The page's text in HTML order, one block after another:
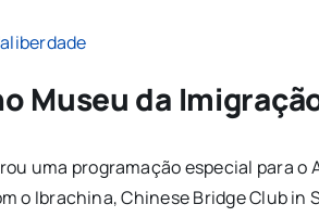
Museu da
uma programação especial para o
o Ibrachina, Chinese Bridge Club